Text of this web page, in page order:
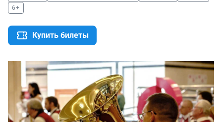
6+
Купить билеты